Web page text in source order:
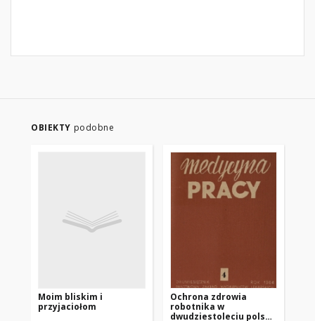
OBIEKTY podobne
Moim bliskim i
przyjaciołom
Ochrona zdrowia
robotnika w
dwudziestoleciu polski